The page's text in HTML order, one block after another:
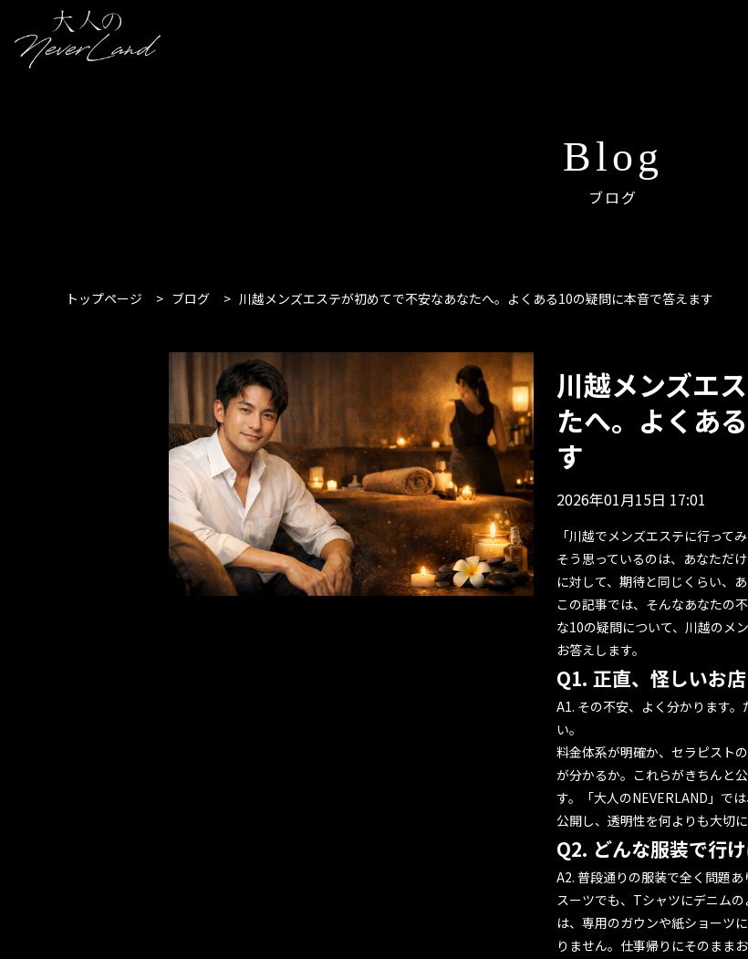
ブログ
Blog
トップページ > ブログ > 川越メンズエステが初めてで不安なあなたへ。よくある10の疑問に本音で答えます
川越メンズエ
たへ。よくあ
す
2026年01月15日 17:01
「川越でメンズエステに行って
そう思っているのは、あなただ
に対して、期待と同じくらい、
この記事では、そんなあなたの
な10の疑問について、川越のメ
お答えします。
Q1. 正直、怪しいお
A1. その不安、よく分かります
い。
料金体系が明確か、セラピスト
が分かるか。これらがきちんと
す。「大人のNEVERLAND」では
公開し、透明性を何よりも大切に
Q2. どんな服装で行
A2. 普段通りの服装で全く問題あ
スーツでも、Tシャツにデニム
は、専用のガウンや紙ショーツ
りません。仕事帰りにそのまま